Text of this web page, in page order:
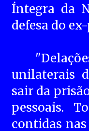
Íntegra da
defesa do
unilaterais
sair da
pessoais.
contidas